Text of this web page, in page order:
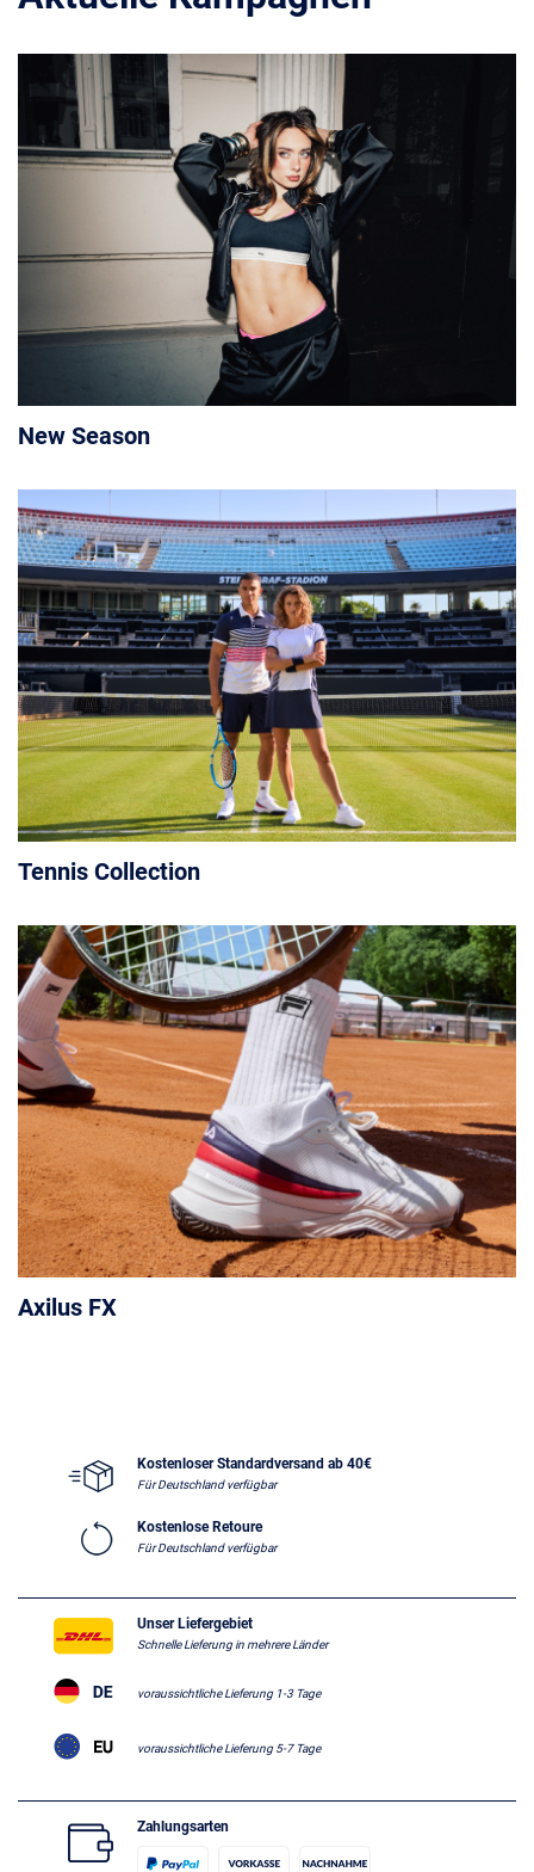
New Season
Tennis Collection
Axilus FX
Kostenloser Standardversand ab 40€
Für Deutschland verfügbar
Kostenlose Retoure
Für Deutschland verfügbar
Unser Liefergebiet
Schnelle Lieferung in mehrere Länder
voraussichtliche Lieferung 1-3 Tage
voraussichtliche Lieferung 5-7 Tage
Zahlungsarten